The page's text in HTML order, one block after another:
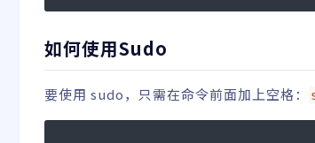
如何使用Sudo
要使用 sudo，只需在命令前面加上空格：